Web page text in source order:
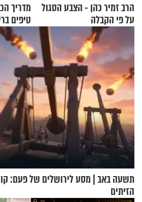
הרב זמיר כהן - הצבע הסגול
על פי הקבלה
מדריך
טיפים
לשמירה
תשעה באב | מסע לירושלים של פעם:
הזיתים